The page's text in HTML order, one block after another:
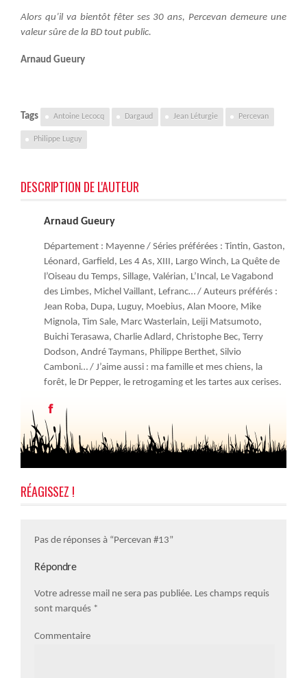
Alors qu’il va bientôt fêter ses 30 ans, Percevan demeure une
valeur sûre de la BD tout public.
Arnaud Gueury
Tags Antoine Lecocq Dargaud Jean Léturgie Percevan
Philippe Luguy
DESCRIPTION DE L'AUTEUR
Arnaud Gueury
Département : Mayenne / Séries préférées : Tintin, Gaston,
Léonard, Garfield, Les 4 As, XIII, Largo Winch, La Quête de
l’Oiseau du Temps, Sillage, Valérian, L’Incal, Le Vagabond
des Limbes, Michel Vaillant, Lefranc… / Auteurs préférés :
Jean Roba, Dupa, Luguy, Moebius, Alan Moore, Mike
Mignola, Tim Sale, Marc Wasterlain, Leiji Matsumoto,
Buichi Terasawa, Charlie Adlard, Christophe Bec, Terry
Dodson, André Taymans, Philippe Berthet, Silvio
Camboni… / J’aime aussi : ma famille et mes chiens, la
forêt, le Dr Pepper, le retrogaming et les tartes aux cerises.
RÉAGISSEZ !
Pas de réponses à “Percevan #13”
Répondre
Votre adresse mail ne sera pas publiée. Les champs requis
sont marqués *
Commentaire